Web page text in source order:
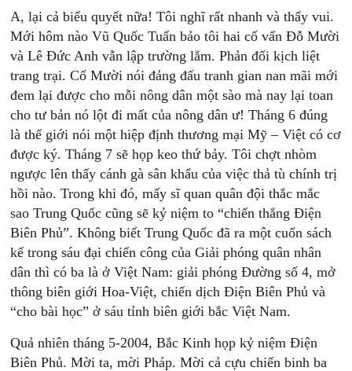
A, lại cả biểu quyết nữa! Tôi nghĩ rất nhanh và thấy vui.
Mới hôm nào Vũ Quốc Tuấn bảo tôi hai cố vấn Đỗ Mười
và Lê Đức Anh vẫn lập trường lắm. Phản đối kịch liệt
trang trại. Cố Mười nói đảng đấu tranh gian nan mãi mới
đem lại được cho mỗi nông dân một sào mà nay lại toan
cho tư bản nó lột đi mất của nông dân ư! Tháng 6 đúng
là thế giới nói một hiệp định thương mại Mỹ – Việt có cơ
được ký. Tháng 7 sẽ họp keo thứ bảy. Tôi chợt nhòm
ngược lên thấy cánh gà sân khẩu của việc thả tù chính trị
hồi nào. Trong khi đó, mấy sĩ quan quân đội thắc mắc
sao Trung Quốc cũng sẽ kỷ niệm to “chiến thắng Điện
Biên Phủ”. Không biết Trung Quốc đã ra một cuốn sách
kể trong sáu đại chiến công của Giải phóng quân nhân
dân thì có ba là ở Việt Nam: giải phóng Đường số 4, mở
thông biên giới Hoa-Việt, chiến dịch Điện Biên Phủ và
“cho bài học” ở sáu tỉnh biên giới bắc Việt Nam.
Quả nhiên tháng 5-2004, Bắc Kinh họp kỷ niệm Điện
Biên Phủ. Mời ta, mời Pháp. Mời cả cựu chiến binh ba